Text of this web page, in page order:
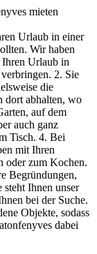
mieten
Urlaub in einer
Wir haben
Ihren Urlaub in
2. Sie
die
dort abhalten, wo
auf dem
auch ganz
Tisch. 4. Bei
mit Ihren
oder zum Kochen.
Begründungen,
Ihnen unser
bei der Suche.
Objekte, sodass
dabei